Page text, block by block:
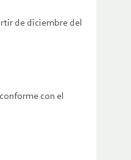
de diciembre del
con el